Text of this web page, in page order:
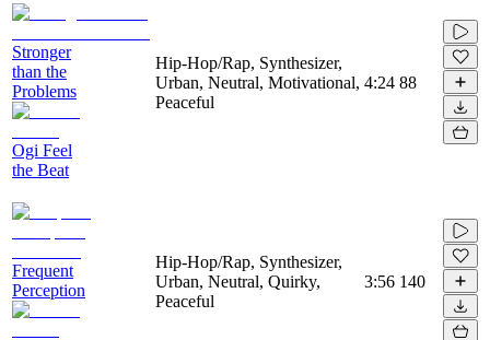
Stronger
than the
Problems
Ogi Feel
the Beat
Hip-Hop/Rap, Synthesizer,
Urban, Neutral, Motivational,
Peaceful
4:24 88
Frequent
Perception
Hip-Hop/Rap, Synthesizer,
Urban, Neutral, Quirky,
Peaceful
3:56 140